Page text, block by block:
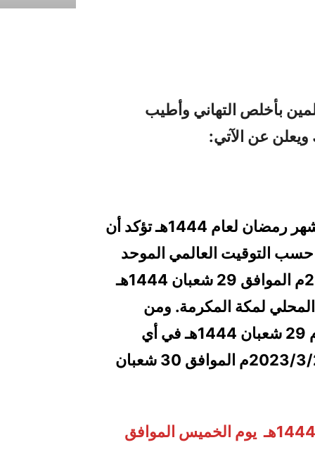
بأخلص التهاني وأطيب
عن الآتي:
أن الحسابات الفلكية الدقيقة بالنسبة لهلال شهر رمضان لعام 1444هـ تؤكد أن
على الساعة 17 و23 دقيقة حسب التوقيت العالمي الموحد
جرينتش GMT)) من يوم الثلاثاء 2023/3/21م الموافق 29 شعبان 1444هـ
حسب التوقيت المحلي لمكة المكرمة. ومن
المستحيل رؤية الهلال قبل غروب شمس يوم 29 شعبان 1444هـ في أي
منطقة من المعمورة، ويكون يوم الأربعاء 2023/3/22م الموافق 30 شعبان
سيكون أول أيام شهر رمضان المبارك للعام 1444هـ يوم الخميس الموافق